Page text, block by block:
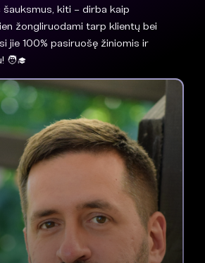
kiti – dirba kaip
žongliruodami tarp klientų bei
jie 100% pasiruošę žiniomis ir
🧑‍🎓